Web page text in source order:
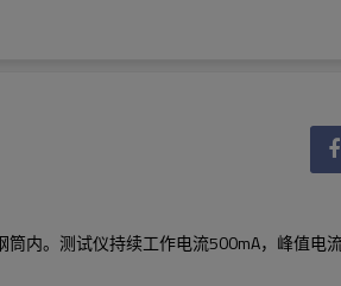
内。测试仪持续工作电流500mA，峰值电